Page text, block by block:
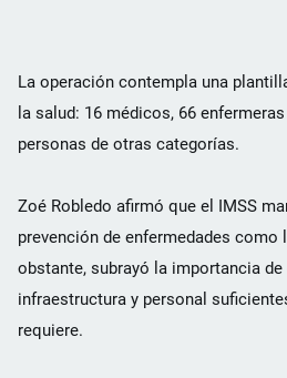
La operación contempla una
la salud: 16 médicos, 66
personas de otras categorías.
Zoé Robledo afirmó que el IMSS
prevención de enfermedades como
obstante, subrayó la importancia
infraestructura y personal
requiere.